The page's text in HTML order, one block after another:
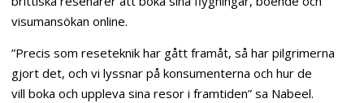
visumansökan online.
”Precis som reseteknik har gått framåt, så har pilgrimerna
gjort det, och vi lyssnar på konsumenterna och hur de
vill boka och uppleva sina resor i framtiden” sa Nabeel.